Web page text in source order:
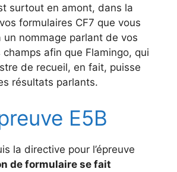
surtout en amont, dans la
formulaires CF7 que vous
un nommage parlant de vos
afin que Flamingo, qui
de recueil, en fait, puisse
résultats parlants.
E5B
la directive pour l’épreuve
de formulaire se fait